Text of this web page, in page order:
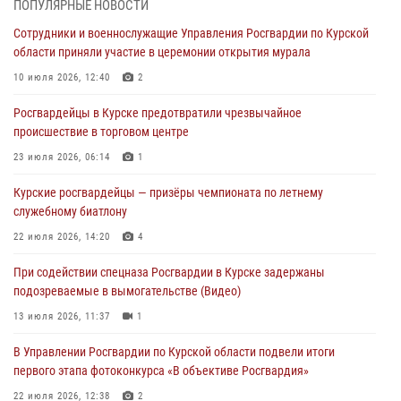
оздоровительных лагерях
05 августа 2026, 09:51
сбыта крупной партии наркотиков
04 августа 2026, 12:52
85 владельцев оружия
04 августа 2026, 07:00
297 выездов по сигналу «тревога»
03 августа 2026, 09:46
ПОПУЛЯРНЫЕ НОВОСТИ
Сотрудники и военнослужащие Управления Росгвардии по Курской
области приняли участие в церемонии открытия мурала
10 июля 2026, 12:40 2
Росгвардейцы в Курске предотвратили чрезвычайное
происшествие в торговом центре
23 июля 2026, 06:14 1
Курские росгвардейцы — призёры чемпионата по летнему
служебному биатлону
22 июля 2026, 14:20 4
При содействии спецназа Росгвардии в Курске задержаны
подозреваемые в вымогательстве (Видео)
13 июля 2026, 11:37 1
В Управлении Росгвардии по Курской области подвели итоги
первого этапа фотоконкурса «В объективе Росгвардия»
22 июля 2026, 12:38 2